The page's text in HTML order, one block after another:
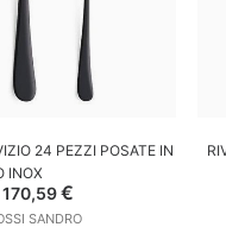
CARRELLO
24 PEZZI POSATE IN
INOX
Il
prezzo
170,59€Il
SANDRO